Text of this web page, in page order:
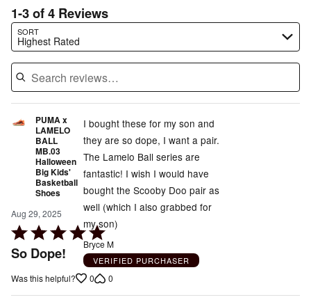
1-3 of 4 Reviews
SORT
Highest Rated
Search reviews…
PUMA x
LAMELO
BALL
MB.03
Halloween
Big Kids'
Basketball
Shoes
Aug 29, 2025
Rated
5
of
5
So Dope!
I bought these for my son and
they are so dope, I want a pair.
The Lamelo Ball series are
fantastic! I wish I would have
bought the Scooby Doo pair as
well (which I also grabbed for
my son)
Bryce M
VERIFIED PURCHASER
Was this helpful? 0 0